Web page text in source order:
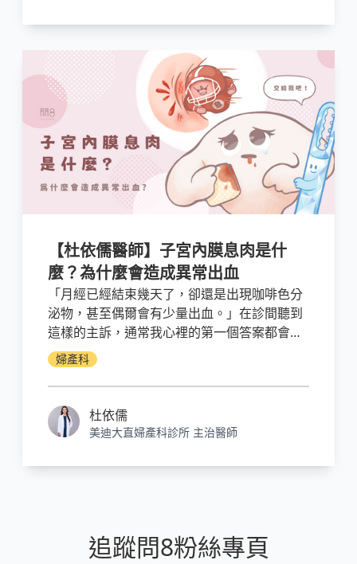
【杜依儒醫師】子宮內膜息肉是什
麼？為什麼會造成異常出血
「月經已經結束幾天了，卻還是出現咖啡色分
泌物，甚至偶爾會有少量出血。」在診間聽到
這樣的主訴，通常我心裡的第一個答案都會是
子宮內膜息肉，在異常出血的各種原因中，以
這樣滴滴答答拖很多天月經來表現的，大部分
都是子宮內膜息肉在作怪！
婦產科
杜依儒
美迪大直婦產科診所 主治醫師
追蹤問8粉絲專頁